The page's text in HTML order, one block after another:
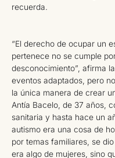
recuerda.
“El derecho de ocupar un
pertenece no se cumple
desconocimiento”, afirma
eventos adaptados, pero
la única manera de crear
Antía Bacelo, de 37 años,
sanitaria y hasta hace un
autismo era una cosa de
por temas familiares, se
era algo de mujeres, sino